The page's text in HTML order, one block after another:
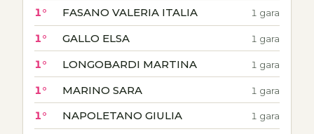
1° FASANO VALERIA ITALIA 1 gara
1° GALLO ELSA 1 gara
1° LONGOBARDI MARTINA 1 gara
1° MARINO SARA 1 gara
1° NAPOLETANO GIULIA 1 gara